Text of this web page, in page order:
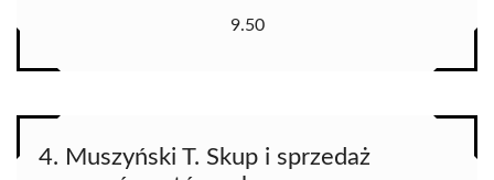
9.50
4. Muszyński T. Skup i sprzedaż